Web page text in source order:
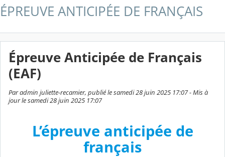
ÉPREUVE ANTICIPÉE DE FRANÇAIS
Épreuve Anticipée de Français
(EAF)
Par admin juliette-recamier, publié le samedi 28 juin 2025 17:07 - Mis à
jour le samedi 28 juin 2025 17:07
L’épreuve anticipée de
français